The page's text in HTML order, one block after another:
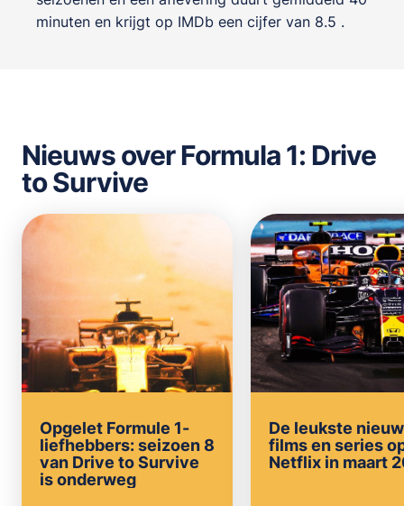
minuten en krijgt op IMDb een cijfer van 8.5 .
Nieuws over Formula 1: Drive
to Survive
Opgelet Formule 1-
liefhebbers: seizoen 8
van Drive to Survive
is onderweg
De leukste
films en series
Netflix in maart